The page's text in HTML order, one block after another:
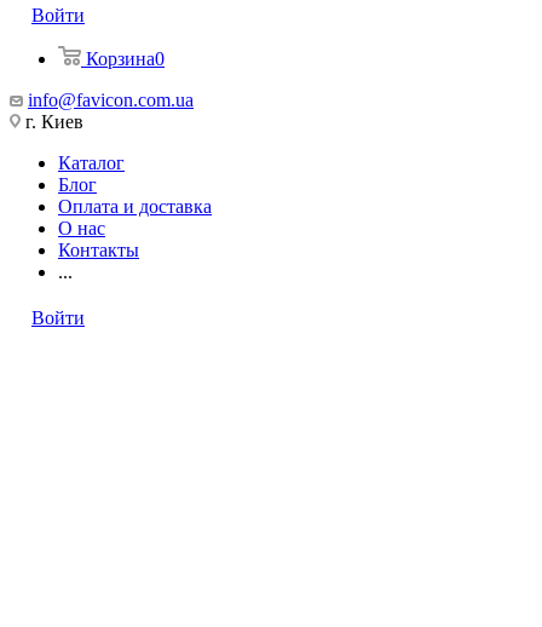
Войти
Корзина0
info@favicon.com.ua
г. Киев
Каталог
Блог
Оплата и доставка
О нас
Контакты
...
Войти